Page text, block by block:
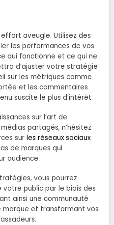
effort aveugle. Utilisez des
les performances de vos
qui fonctionne et ce qui ne
d’ajuster votre stratégie
sur les métriques comme
et les commentaires
suscite le plus d’intérêt.
sur l’art de
partagés, n’hésitez
sur les réseaux sociaux
de marques qui
audience.
vous pourrez
votre public par le biais des
ainsi une communauté
et transformant vos